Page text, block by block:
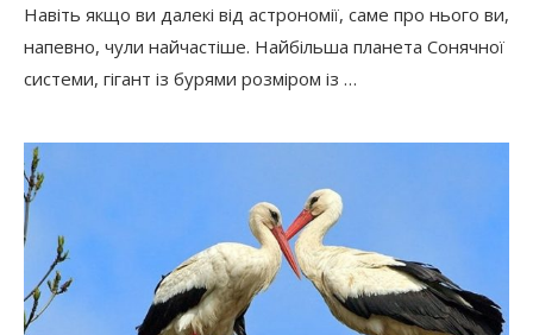
Навіть якщо ви далекі від астрономії, саме про нього ви,
напевно, чули найчастіше. Найбільша планета Сонячної
системи, гігант із бурями розміром із …